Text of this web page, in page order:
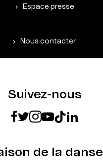
Espace presse
Nous contacter
Suivez-nous
de la danse